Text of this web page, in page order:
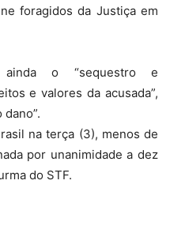
foragidos da Justiça em
ainda o “sequestro e
e valores da acusada”,
na terça (3), menos de
por unanimidade a dez
do STF.